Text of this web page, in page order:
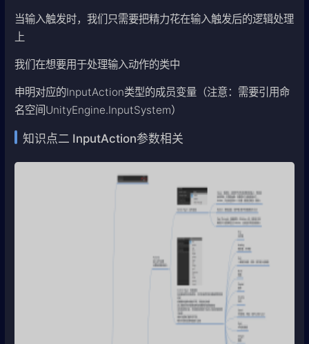
当输入触发时，我们只需要把精力花在输入触发后的逻辑处理
上
我们在想要用于处理输入动作的类中
申明对应的InputAction类型的成员变量（注意：需要引用命
名空间UnityEngine.InputSystem）
知识点二 InputAction参数相关